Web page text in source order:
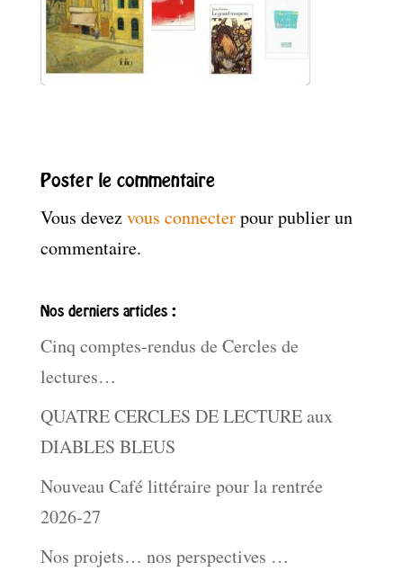
Poster le commentaire
Vous devezvous connecterpour publier un
commentaire.
Nos derniers articles :
Cinq comptes-rendus de Cercles de
lectures…
QUATRE CERCLES DE LECTURE aux
DIABLES BLEUS
Nouveau Café littéraire pour la rentrée
2026-27
Nos projets… nos perspectives …